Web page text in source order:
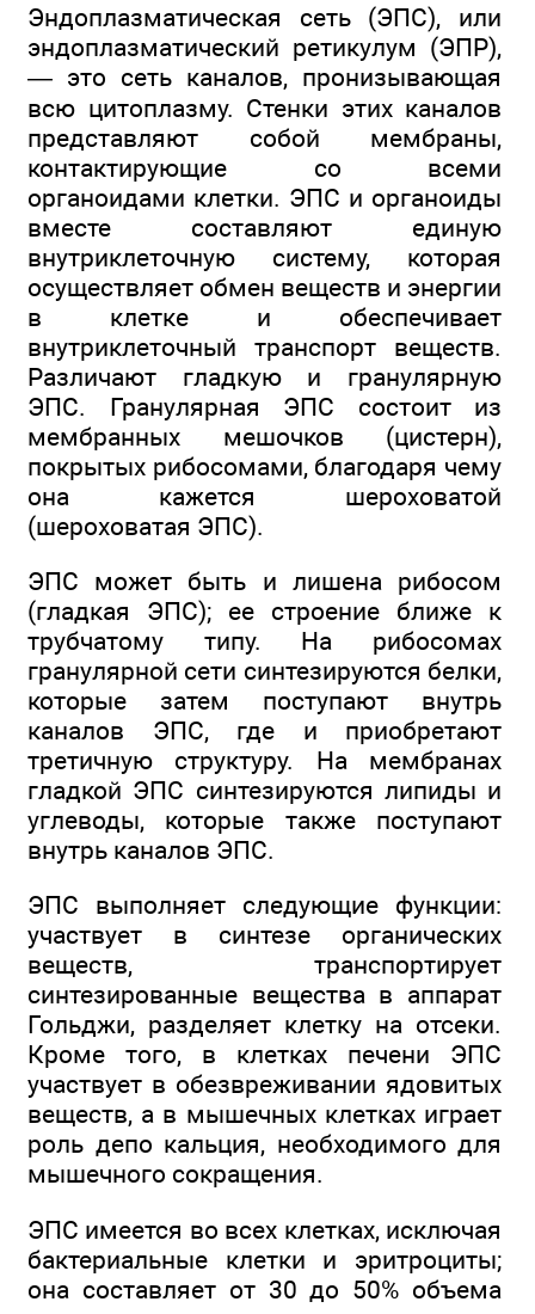
Эндоплазматическая сеть (ЭПС), или
эндоплазматический ретикулум (ЭПР),
— это сеть каналов, пронизывающая
всю цитоплазму. Стенки этих каналов
представляют собой мембраны,
контактирующие со всеми
органоидами клетки. ЭПС и органоиды
вместе составляют единую
внутриклеточную систему, которая
осуществляет обмен веществ и энергии
в клетке и обеспечивает
внутриклеточный транспорт веществ.
Различают гладкую и гранулярную
ЭПС. Гранулярная ЭПС состоит из
мембранных мешочков (цистерн),
покрытых рибосомами, благодаря чему
она кажется шероховатой
(шероховатая ЭПС).
ЭПС может быть и лишена рибосом
(гладкая ЭПС); ее строение ближе к
трубчатому типу. На рибосомах
гранулярной сети синтезируются белки,
которые затем поступают внутрь
каналов ЭПС, где и приобретают
третичную структуру. На мембранах
гладкой ЭПС синтезируются липиды и
углеводы, которые также поступают
внутрь каналов ЭПС.
ЭПС выполняет следующие функции:
участвует в синтезе органических
веществ, транспортирует
синтезированные вещества в аппарат
Гольджи, разделяет клетку на отсеки.
Кроме того, в клетках печени ЭПС
участвует в обезвреживании ядовитых
веществ, а в мышечных клетках играет
роль депо кальция, необходимого для
мышечного сокращения.
ЭПС имеется во всех клетках, исключая
бактериальные клетки и эритроциты;
она составляет от 30 до 50% объема